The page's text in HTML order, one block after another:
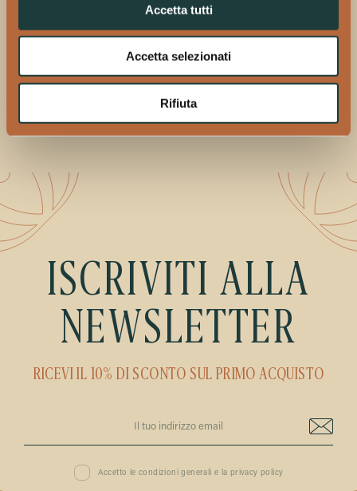
Accetta tutti
Accetta selezionati
Rifiuta
Trovate queste box sullo shop nella categoria
Regalo.
ISCRIVITI ALLA
NEWSLETTER
RICEVI IL 10% DI SCONTO SUL PRIMO ACQUISTO
Accetto le condizioni generali e la privacy policy